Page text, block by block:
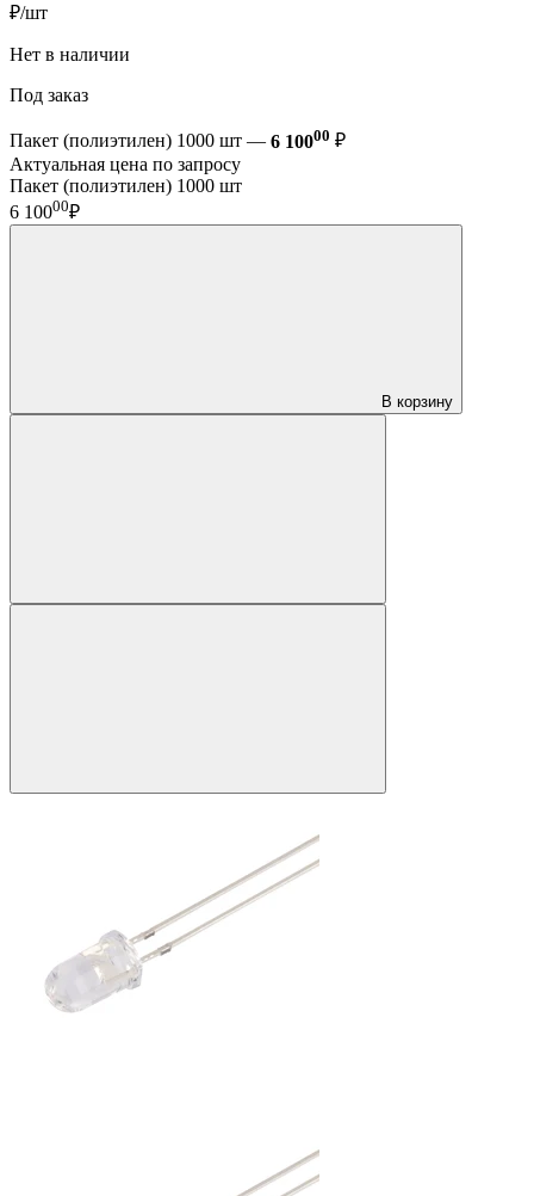
₽/шт
Нет в наличии
Под заказ
Пакет (полиэтилен) 1000 шт — 6 10000 ₽
Актуальная цена по запросу
Пакет (полиэтилен) 1000 шт
6 10000₽
В корзину